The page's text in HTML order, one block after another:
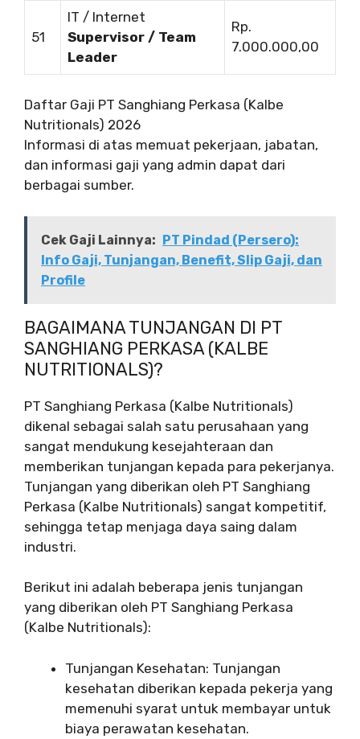
51
IT / Internet
Supervisor / Team
Leader
Rp.
7.000.000,00
Daftar Gaji PT Sanghiang Perkasa (Kalbe
Nutritionals) 2026
Informasi di atas memuat pekerjaan, jabatan,
dan informasi gaji yang admin dapat dari
berbagai sumber.
Cek Gaji Lainnya: PT Pindad (Persero):
Info Gaji, Tunjangan, Benefit, Slip Gaji, dan
Profile
BAGAIMANA TUNJANGAN DI PT
SANGHIANG PERKASA (KALBE
NUTRITIONALS)?
PT Sanghiang Perkasa (Kalbe Nutritionals)
dikenal sebagai salah satu perusahaan yang
sangat mendukung kesejahteraan dan
memberikan tunjangan kepada para pekerjanya.
Tunjangan yang diberikan oleh PT Sanghiang
Perkasa (Kalbe Nutritionals) sangat kompetitif,
sehingga tetap menjaga daya saing dalam
industri.
Berikut ini adalah beberapa jenis tunjangan
yang diberikan oleh PT Sanghiang Perkasa
(Kalbe Nutritionals):
Tunjangan Kesehatan: Tunjangan
kesehatan diberikan kepada pekerja yang
memenuhi syarat untuk membayar untuk
biaya perawatan kesehatan.